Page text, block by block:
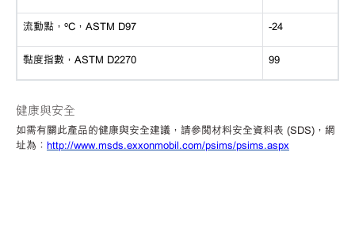
流動點， ºC，ASTM D97 -24
黏度指數， ASTM D2270 99
健康與安全
如需有關此產品的健康與安全建議，請參閱材料安全資料表 (SDS)，網
址為： http://www.msds.exxonmobil.com/psims/psims.aspx